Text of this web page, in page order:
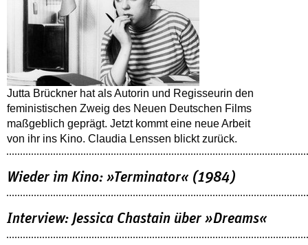
Jutta Brückner hat als Autorin und Regisseurin den
feministischen Zweig des Neuen Deutschen Films
maßgeblich geprägt. Jetzt kommt eine neue Arbeit
von ihr ins Kino. Claudia Lenssen blickt zurück.
Wieder im Kino: »Terminator« (1984)
Interview: Jessica Chastain über »Dreams«